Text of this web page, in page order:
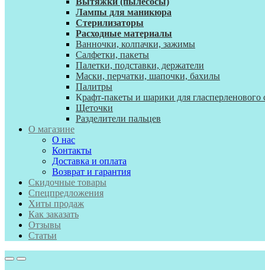
Лампы для маникюра
Стерилизаторы
Расходные материалы
Ванночки, колпачки, зажимы
Салфетки, пакеты
Палетки, подставки, держатели
Маски, перчатки, шапочки, бахилы
Палитры
Крафт-пакеты и шарики для гласперленового
Щеточки
Разделители пальцев
О магазине
О нас
Контакты
Доставка и оплата
Возврат и гарантия
Скидочные товары
Спецпредложения
Хиты продаж
Как заказать
Отзывы
Статьи